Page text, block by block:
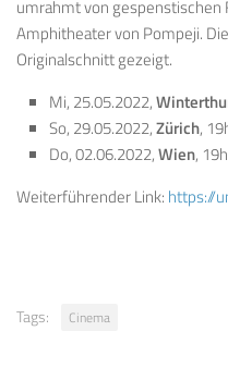
umrahmt von gespenstischen
Amphitheater von Pompeji.
Originalschnitt gezeigt.
Mi, 25.05.2022,
So, 29.05.2022,Zürich,
Do, 02.06.2022,Wien,
Weiterführender Link: https://
Tags: Cinema